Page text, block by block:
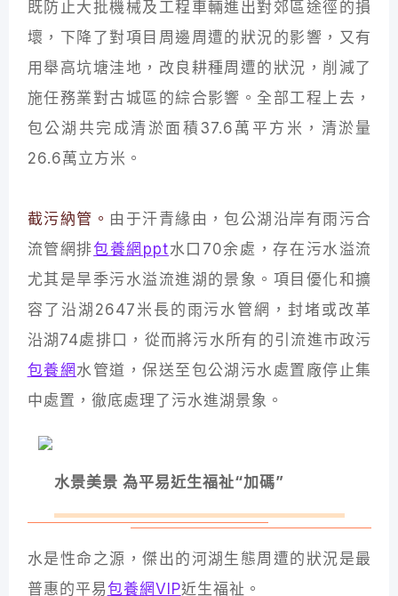
既防止大批機械及工程車輛進出對郊區途徑的損
壞，下降了對項目周邊周遭的狀況的影響，又有
用舉高坑塘洼地，改良耕種周遭的狀況，削減了
施任務業對古城區的綜合影響。全部工程上去，
包公湖共完成清淤面積37.6萬平方米，清淤量
26.6萬立方米。
截污納管。 由于汗青緣由，包公湖沿岸有雨污合
流管網排包養網ppt水口70余處，存在污水溢流
尤其是旱季污水溢流進湖的景象。項目優化和擴
容了沿湖2647米長的雨污水管網，封堵或改革
沿湖74處排口，從而將污水所有的引流進市政污
包養網 水管道，保送至包公湖污水處置廠停止集
中處置，徹底處理了污水進湖景象。
水景美景 為平易近生福祉“加碼”
水是性命之源，傑出的河湖生態周遭的狀況是最
普惠的平易包養網VIP近生福祉。